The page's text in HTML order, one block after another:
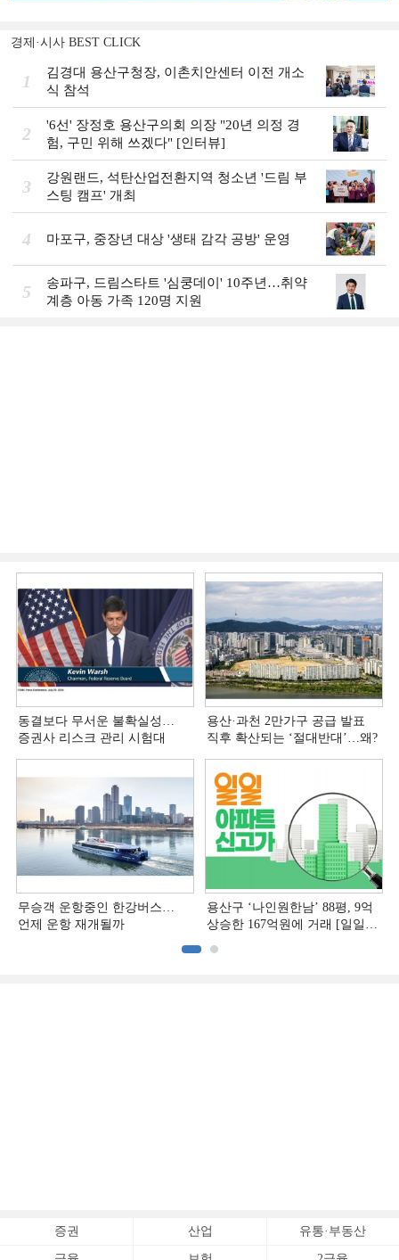
경제·시사 BEST CLICK
1
김경대 용산구청장, 이촌치안센터 이전 개소
식 참석
2
'6선' 장정호 용산구의회 의장 "20년 의정 경
험, 구민 위해 쓰겠다" [인터뷰]
3
강원랜드, 석탄산업전환지역 청소년 '드림 부
스팅 캠프' 개최
4 마포구, 중장년 대상 '생태 감각 공방' 운영
5
송파구, 드림스타트 '심쿵데이' 10주년…취약
계층 아동 가족 120명 지원
동결보다 무서운 불확실성…
증권사 리스크 관리 시험대
용산·과천 2만가구 공급 발표
직후 확산되는 ‘절대반대’…왜?
무승객 운항중인 한강버스…
언제 운항 재개될까
용산구 ‘나인원한남’ 88평, 9억
상승한 167억원에 거래 [일일
증권 산업 유통·부동산